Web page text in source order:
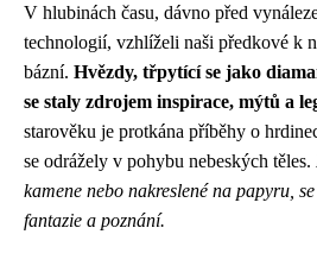
V hlubinách času, dávno před
technologií, vzhlíželi naši předkové k
bázní. Hvězdy, třpytící se jako
se staly zdrojem inspirace, mýtů a
starověku je protkána příběhy o
se odrážely v pohybu nebeských těles.
kamene nebo nakreslené na papyru,
fantazie a poznání.